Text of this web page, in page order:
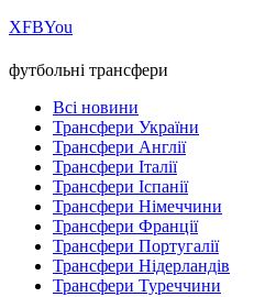
ХFBYou
футбольні трансфери
Всі новини
Трансфери України
Трансфери Англії
Трансфери Італії
Трансфери Іспанії
Трансфери Німеччини
Трансфери Франції
Трансфери Португалії
Трансфери Нідерландів
Трансфери Туреччини